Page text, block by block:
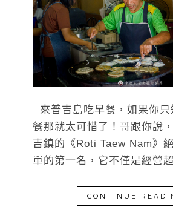
來普吉島吃早餐，如果你只
餐那就太可惜了！哥跟你說
吉鎮的《Roti Taew Nam》
單的第一名，它不僅是經
CONTINUE